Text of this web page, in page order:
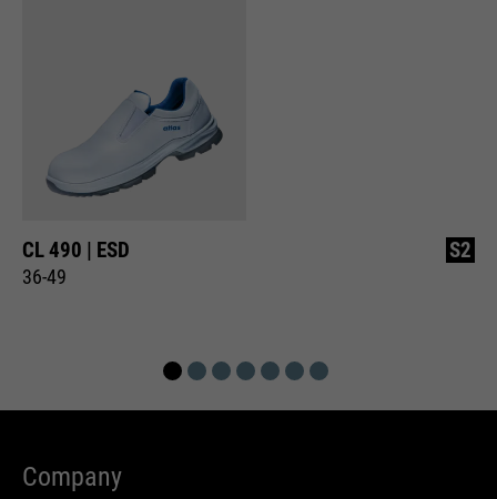
CL 490 | ESD
36-49
S2
Company